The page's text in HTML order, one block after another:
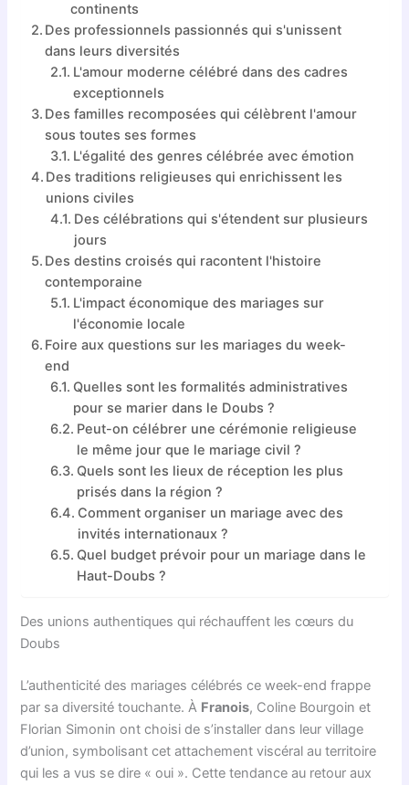
continents
Des professionnels passionnés qui s'unissent
dans leurs diversités
L'amour moderne célébré dans des cadres
exceptionnels
Des familles recomposées qui célèbrent l'amour
sous toutes ses formes
L'égalité des genres célébrée avec émotion
Des traditions religieuses qui enrichissent les
unions civiles
Des célébrations qui s'étendent sur plusieurs
jours
Des destins croisés qui racontent l'histoire
contemporaine
L'impact économique des mariages sur
l'économie locale
Foire aux questions sur les mariages du week-
end
Quelles sont les formalités administratives
pour se marier dans le Doubs ?
Peut-on célébrer une cérémonie religieuse
le même jour que le mariage civil ?
Quels sont les lieux de réception les plus
prisés dans la région ?
Comment organiser un mariage avec des
invités internationaux ?
Quel budget prévoir pour un mariage dans le
Haut-Doubs ?
Des unions authentiques qui réchauffent les cœurs du
Doubs
L’authenticité des mariages célébrés ce week-end frappe
par sa diversité touchante. À Franois, Coline Bourgoin et
Florian Simonin ont choisi de s’installer dans leur village
d’union, symbolisant cet attachement viscéral au territoire
qui les a vus se dire « oui ». Cette tendance au retour aux